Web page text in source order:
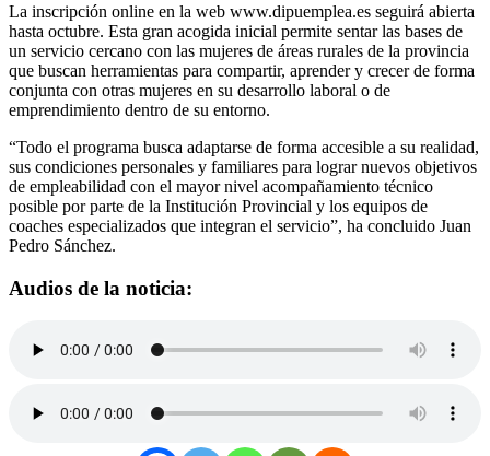
La inscripción online en la web www.dipuemplea.es seguirá abierta
hasta octubre. Esta gran acogida inicial permite sentar las bases de
un servicio cercano con las mujeres de áreas rurales de la provincia
que buscan herramientas para compartir, aprender y crecer de forma
conjunta con otras mujeres en su desarrollo laboral o de
emprendimiento dentro de su entorno.
“Todo el programa busca adaptarse de forma accesible a su realidad,
sus condiciones personales y familiares para lograr nuevos objetivos
de empleabilidad con el mayor nivel acompañamiento técnico
posible por parte de la Institución Provincial y los equipos de
coaches especializados que integran el servicio”, ha concluido Juan
Pedro Sánchez.
Audios de la noticia: